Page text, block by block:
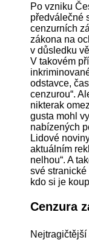
Po vzniku
předválečné
cenzurních
zákona na
v důsledku
V takovém
odstavce,
cenzurou“.
nikterak
gusta mohl
nabízených
Lidové
aktuálním
nelhou“. A
své stranické
kdo si je
Cenzura